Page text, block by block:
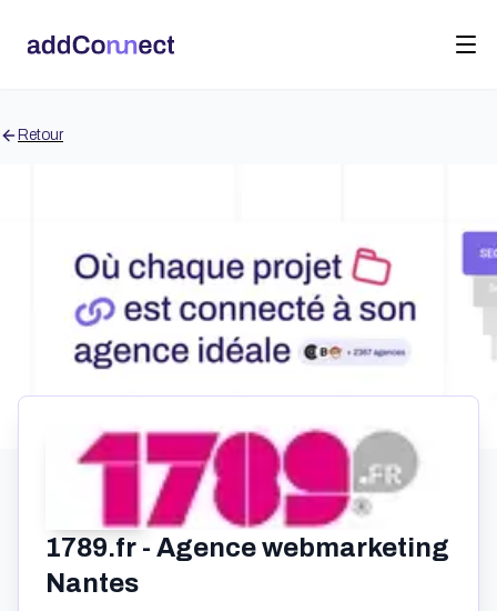
Retour
1789.fr - Agence webmarketing
Nantes